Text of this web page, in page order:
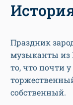
Праздник
музыканты из
то, что почти
собственный.